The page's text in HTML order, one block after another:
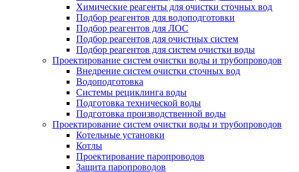
Химические реагенты для очистки сточных вод
Подбор реагентов для водоподготовки
Подбор реагентов для ЛОС
Подбор реагентов для очистных систем
Подбор реагентов для систем очистки воды
Проектирование систем очистки воды и трубопроводов
Внедрение систем очистки сточных вод
Водоподготовка
Системы рециклинга воды
Подготовка технической воды
Подготовка производственной воды
Проектирование систем очистки воды и трубопроводов
Котельные установки
Котлы
Проектирование паропроводов
Защита паропроводов